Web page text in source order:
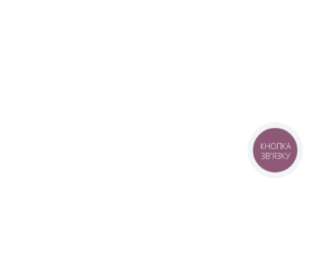
КНОПКА
ЗВ'ЯЗКУ